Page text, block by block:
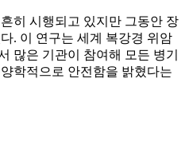
히 시행되고 있지만 그동안 장
. 이 연구는 세계 복강경 위암
많은 기관이 참여해 모든 병기
학적으로 안전함을 밝혔다는